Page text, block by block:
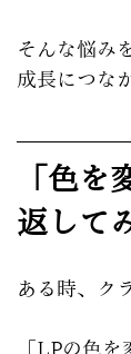
そんな悩み
成長につな
「色
返して
ある時、ク
「LPの色を